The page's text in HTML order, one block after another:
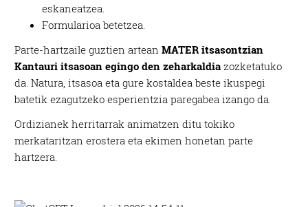
eskaneatzea.
Formularioa betetzea.
Parte-hartzaile guztien arteanMATER itsasontzian
Kantauri itsasoan egingo den zeharkaldia zozketatuko
da. Natura, itsasoa eta gure kostaldea beste ikuspegi
batetik ezagutzeko esperientzia paregabea izango da.
Ordizianek herritarrak animatzen ditu tokiko
merkataritzan erostera eta ekimen honetan parte
hartzera.